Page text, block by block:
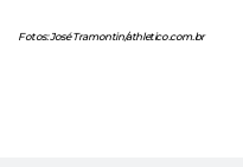
Fotos: José Tramontin/athletico.com.br